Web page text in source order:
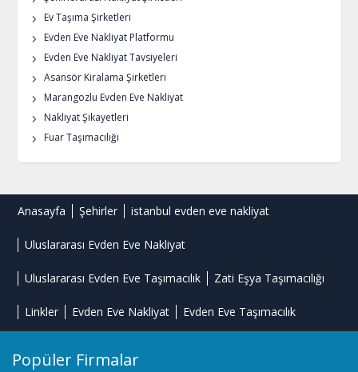
Ev Taşıma Şirketleri
Evden Eve Nakliyat Platformu
Evden Eve Nakliyat Tavsiyeleri
Asansör Kiralama Şirketleri
Marangozlu Evden Eve Nakliyat
Nakliyat Şikayetleri
Fuar Taşımacılığı
Anasayfa Şehirler istanbul evden eve nakliyat
Uluslararası Evden Eve Nakliyat
Uluslararası Evden Eve Taşımacılık Zati Eşya Taşımacılığı
Linkler Evden Eve Nakliyat Evden Eve Taşımacılık
Popüler Firmalar